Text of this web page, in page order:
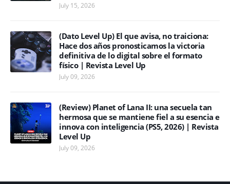
July 15, 2026
(Dato Level Up) El que avisa, no traiciona:
Hace dos años pronosticamos la victoria
definitiva de lo digital sobre el formato
físico | Revista Level Up
July 09, 2026
(Review) Planet of Lana II: una secuela tan
hermosa que se mantiene fiel a su esencia e
innova con inteligencia (PS5, 2026) | Revista
Level Up
July 09, 2026